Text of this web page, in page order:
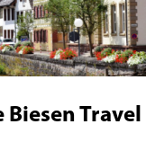
Biesen